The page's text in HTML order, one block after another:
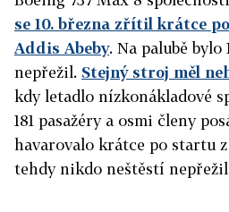
se 10. března zřítil krátce
Addis Abeby. Na palubě
nepřežil. Stejný stroj měl
kdy letadlo nízkonákladové
181 pasažéry a osmi členy
havarovalo krátce po startu
tehdy nikdo neštěstí